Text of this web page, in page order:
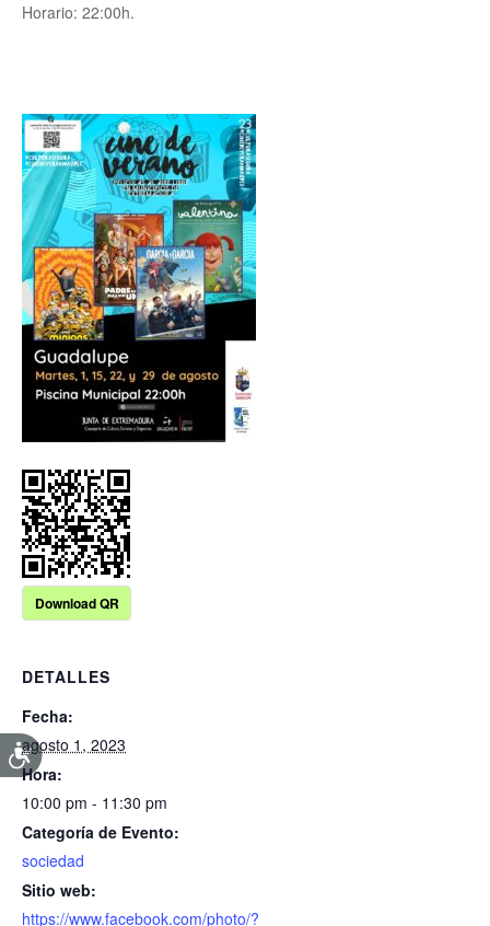
Horario: 22:00h.
Download QR
DETALLES
Fecha:
agosto 1, 2023
Hora:
10:00 pm - 11:30 pm
Categoría de Evento:
sociedad
Sitio web:
https://www.facebook.com/photo/?